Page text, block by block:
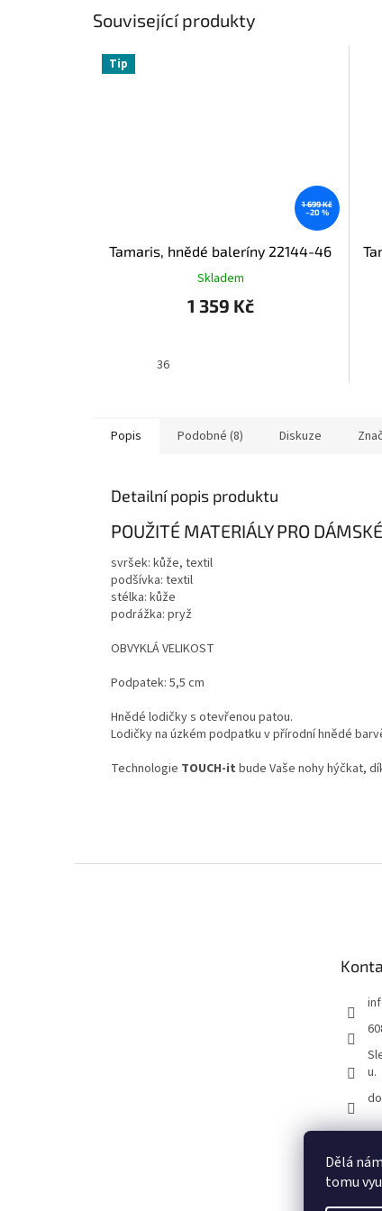
Dělá
tomu
Související produkty
Tip
1 699 Kč
–20 %
Tamaris, hnědé baleríny 22144-46
Skladem
1 359 Kč
36
Popis Podobné (8) Diskuze
Detailní popis produktu
POUŽITÉ MATERIÁLY PRO
svršek: kůže, textil
podšívka: textil
stélka: kůže
podrážka: pryž
OBVYKLÁ VELIKOST
Podpatek: 5,5 cm
Hnědé lodičky s otevřenou patou.
Lodičky na úzkém podpatku v přírodní hnědé
Technologie TOUCH-it bude Vaše nohy hýčkat,
u.